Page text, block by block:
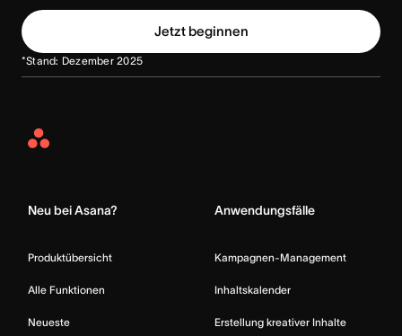
Jetzt beginnen
*Stand: Dezember 2025
Asana
Neu bei Asana?
Produktübersicht
Alle Funktionen
Neueste
Anwendungsfälle
Kampagnen-Management
Inhaltskalender
Erstellung kreativer Inhalte